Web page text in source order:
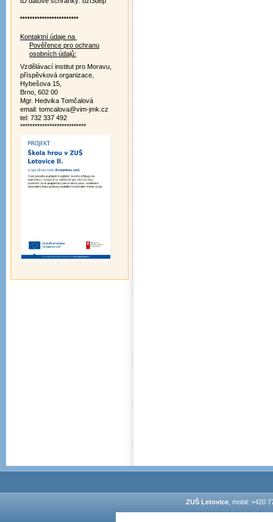
************************
Kontaktní údaje na
Pověřence pro ochranu
osobních údajů:
Vzdělávací institut pro Moravu,
příspěvková organizace,
Hybešova 15,
Brno, 602 00
Mgr. Hedvika Tomčalová
email: tomcalova@vim-jmk.cz
tel: 732 337 492
***************************
ZUŠ Letovice, mobil: +420